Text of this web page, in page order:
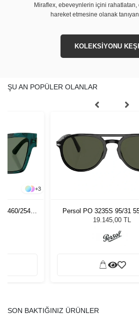
Miraflex, ebeveynlerin içini rahatlatan,
hareket etmesine olanak tanıyan
KOLEKSİYONU
ŞU AN POPÜLER OLANLAR
+3
3460/254
Persol PO 3235S 95/31
Güneş Gözlüğü
19.145,00 TL
SON BAKTIĞINIZ ÜRÜNLER